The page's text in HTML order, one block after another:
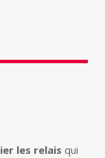
les relais qui